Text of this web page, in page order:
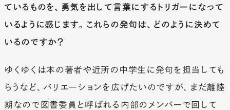
ているものを、勇気を出して言葉にするトリガーになって
いるように感じます。これらの発句は、どのように決めて
いるのですか？
ゆくゆくは本の著者や近所の中学生に発句を担当しても
らうなど、バリエーションを広げたいのですが、まだ離陸
期なので図書委員と呼ばれる内部のメンバーで回して